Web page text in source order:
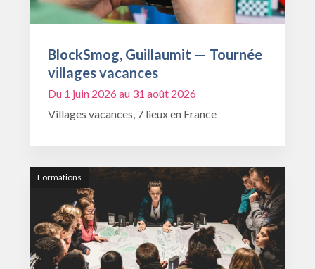
BlockSmog, Guillaumit — Tournée
villages vacances
Du 1 juin 2026 au 31 août 2026
Villages vacances, 7 lieux en France
Formations